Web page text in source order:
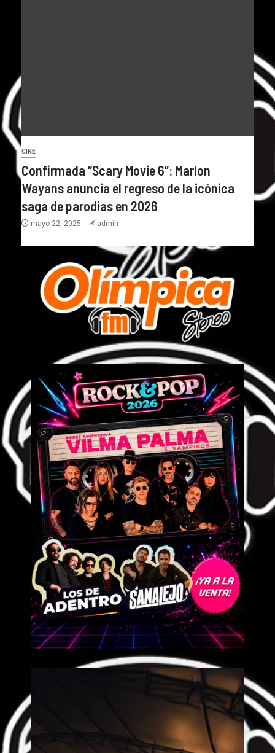
CINE
Confirmada “Scary Movie 6”: Marlon
Wayans anuncia el regreso de la icónica
saga de parodias en 2026
mayo 22, 2025 admin